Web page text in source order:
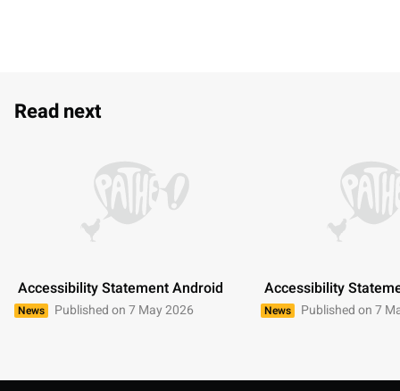
Read next
Accessibility Statement Android
News Published on 7 May 2026
Accessibility
News Published on 7